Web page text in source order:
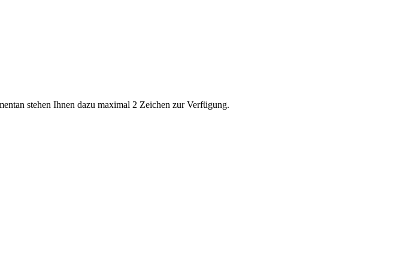
stehen Ihnen dazu maximal 2 Zeichen zur Verfügung.